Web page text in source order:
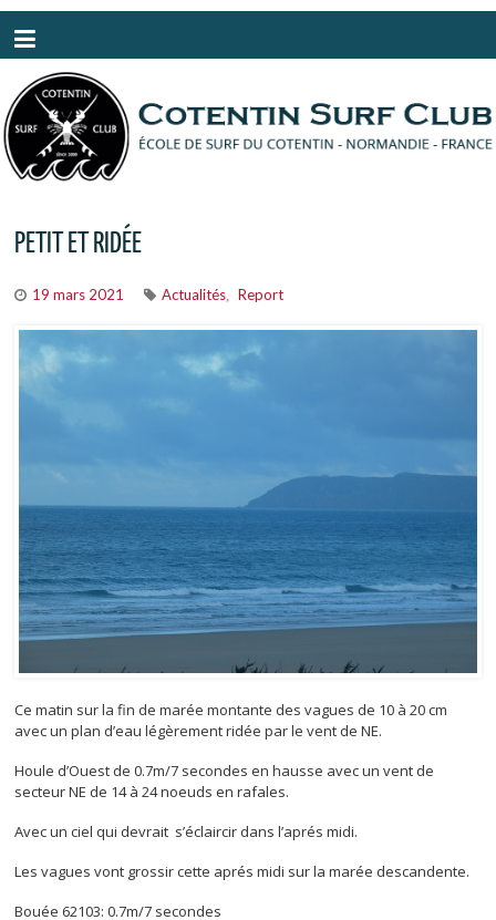
PETIT ET RIDÉE
19 mars 2021 Actualités Report
Ce matin sur la fin de marée montante des vagues de 10 à 20 cm
avec un plan d’eau légèrement ridée par le vent de NE.
Houle d’Ouest de 0.7m/7 secondes en hausse avec un vent de
secteur NE de 14 à 24 noeuds en rafales.
Avec un ciel qui devrait s’éclaircir dans l’aprés midi.
Les vagues vont grossir cette aprés midi sur la marée descandente.
Bouée 62103: 0.7m/7 secondes
Panneau de gestion des cookies